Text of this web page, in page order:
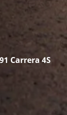
Carrera 4S